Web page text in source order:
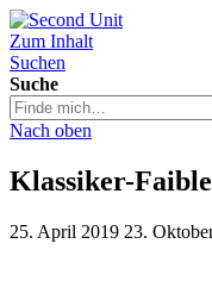
Second Unit
Zum Inhalt
Suchen
Suche
Suche
in
podcast.de/
Nach oben
Klassiker-
25. April 2019 23.